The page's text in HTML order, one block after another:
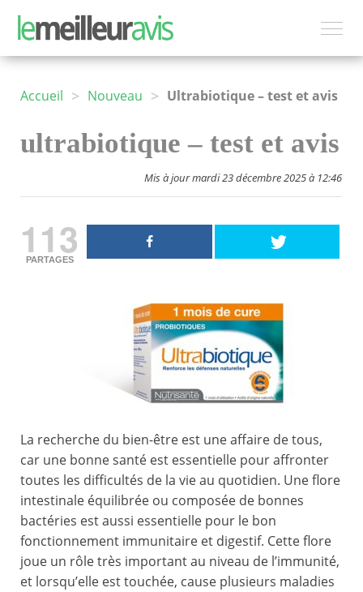
Accueil > Nouveau > Ultrabiotique – test et avis
ultrabiotique – test et avis
Mis à jour mardi 23 décembre 2025 à 12:46
113
PARTAGES
La recherche du bien-être est une affaire de tous,
car une bonne santé est essentielle pour affronter
toutes les difficultés de la vie au quotidien. Une flore
intestinale équilibrée ou composée de bonnes
bactéries est aussi essentielle pour le bon
fonctionnement immunitaire et digestif. Cette flore
joue un rôle très important au niveau de l’immunité,
et lorsqu’elle est touchée, cause plusieurs maladies